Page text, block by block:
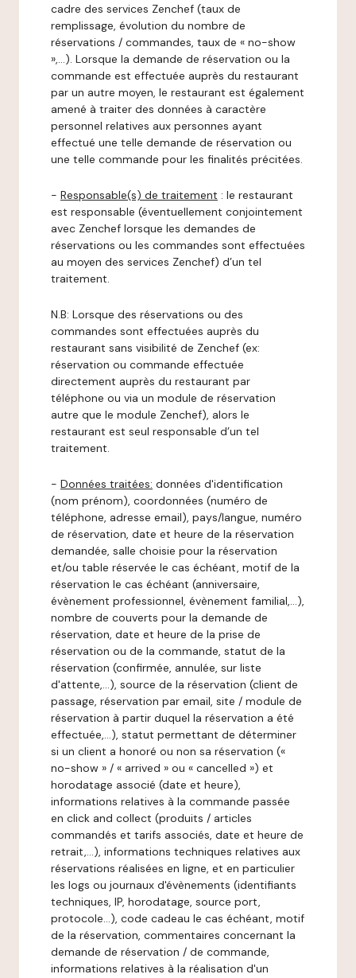
cadre des services Zenchef (taux de
remplissage, évolution du nombre de
réservations / commandes, taux de « no-show
»,…). Lorsque la demande de réservation ou la
commande est effectuée auprès du restaurant
par un autre moyen, le restaurant est également
amené à traiter des données à caractère
personnel relatives aux personnes ayant
effectué une telle demande de réservation ou
une telle commande pour les finalités précitées.
- Responsable(s) de traitement : le restaurant
est responsable (éventuellement conjointement
avec Zenchef lorsque les demandes de
réservations ou les commandes sont effectuées
au moyen des services Zenchef) d’un tel
traitement.
N.B: Lorsque des réservations ou des
commandes sont effectuées auprès du
restaurant sans visibilité de Zenchef (ex:
réservation ou commande effectuée
directement auprès du restaurant par
téléphone ou via un module de réservation
autre que le module Zenchef), alors le
restaurant est seul responsable d’un tel
traitement.
- Données traitées: données d'identification
(nom prénom), coordonnées (numéro de
téléphone, adresse email), pays/langue, numéro
de réservation, date et heure de la réservation
demandée, salle choisie pour la réservation
et/ou table réservée le cas échéant, motif de la
réservation le cas échéant (anniversaire,
évènement professionnel, évènement familial,…),
nombre de couverts pour la demande de
réservation, date et heure de la prise de
réservation ou de la commande, statut de la
réservation (confirmée, annulée, sur liste
d'attente,…), source de la réservation (client de
passage, réservation par email, site / module de
réservation à partir duquel la réservation a été
effectuée,…), statut permettant de déterminer
si un client a honoré ou non sa réservation («
no-show » / « arrived » ou « cancelled ») et
horodatage associé (date et heure),
informations relatives à la commande passée
en click and collect (produits / articles
commandés et tarifs associés, date et heure de
retrait,…), informations techniques relatives aux
réservations réalisées en ligne, et en particulier
les logs ou journaux d'évènements (identifiants
techniques, IP, horodatage, source port,
protocole…), code cadeau le cas échéant, motif
de la réservation, commentaires concernant la
demande de réservation / de commande,
informations relatives à la réalisation d'un